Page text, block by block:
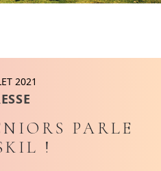
2021
PARLE
!